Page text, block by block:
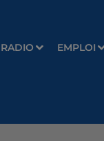
RADIO EMPLOI